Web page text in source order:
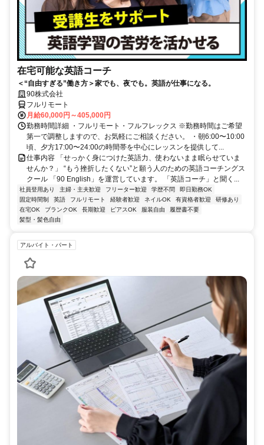
在宅可能な英語コーチ
＜“自由すぎる”働き方＞家でも、夜でも。英語が仕事になる。
90株式会社
フルリモート
月給60,000円～405,000円
勤務時間詳細 ・フルリモート・フルフレックス ※勤務時間はご希望
第一で調整しますので、お気軽にご相談ください。 ・朝6:00〜10:00
頃、夕方17:00〜24:00の時間帯を中心にレッスンを提供して...
仕事内容 「せっかく身につけた英語力、使わないまま眠らせていま
せんか？」 “もう挫折したくない”と願う人のための英語コーチングス
クール 「90 English」を運営しています。 「英語コーチ」と聞く...
社員登用あり 主婦・主夫歓迎 フリーター歓迎 学歴不問
即日勤務OK
固定時間制
英語 フルリモート 経験者歓迎 ネイルOK 有資格者歓迎
研修あり
在宅OK
ブランクOK 長期歓迎 ピアスOK 服装自由
履歴書不要
髪型・髪色自由
アルバイト・パート